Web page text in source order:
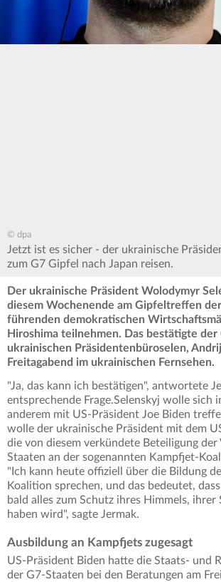
© dpa
Jetzt ist es sicher - der ukrainische
zum G7 Gipfel nach Japan reisen.
Der ukrainische Präsident Wolodymyr
diesem Wochenende am Gipfeltreffen
führenden demokratischen
Hiroshima teilnehmen. Das bestätigte der
ukrainischen Präsidentenbüroselen,
Freitagabend im ukrainischen Fernsehen.
"Ja, das kann ich bestätigen", antwortete
entsprechende Frage.Selenskyj wolle sich
anderem mit US-Präsident Joe Biden
wolle der ukrainische Präsident mit dem
die von diesem verkündete Beteiligung der
Staaten an der sogenannten Kampfjet-
"Ich kann heute offiziell über die Bildung
Koalition sprechen, und das bedeutet,
bald alles zum Schutz ihres Himmels,
haben wird", sagte Jermak.
Ausbildung an Kampfjets zugesagt
US-Präsident Biden hatte die Staats- und
der G7-Staaten bei den Beratungen am